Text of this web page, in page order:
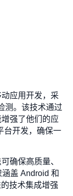
应用开发，采
测。该技术通过
强了他们的应
台开发，确保一
确保高质量、
盖 Android 和
技术集成增强